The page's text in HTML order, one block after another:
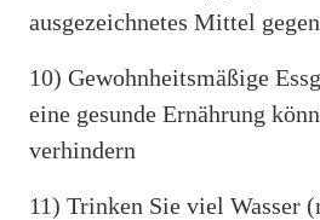
ausgezeichnetes Mittel
10) Gewohnheitsmäßige
eine gesunde Ernährung
verhindern
11) Trinken Sie viel Wasser